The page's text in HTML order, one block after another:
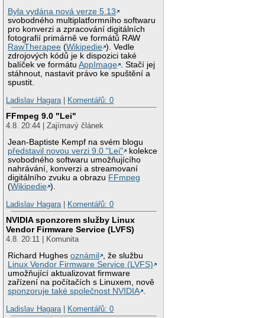
Byla vydána nová verze 5.13
svobodného multiplatformního softwaru
pro konverzi a zpracování digitálních
fotografií primárně ve formátů RAW
RawTherapee (Wikipedie ). Vedle
zdrojových kódů je k dispozici také
balíček ve formátuAppImage . Stačí jej
stáhnout, nastavit právo ke spuštění a
spustit.
Ladislav Hagara| Komentářů: 0
FFmpeg 9.0 "Lei"
4.8. 20:44 | Zajímavý článek
Jean-Baptiste Kempf na svém blogu
představil novou verzi 9.0 "Lei"
kolekce
svobodného softwaru umožňujícího
nahrávání, konverzi a streamovaní
digitálního zvuku a obrazu FFmpeg
(Wikipedie ).
Ladislav Hagara| Komentářů: 0
NVIDIA sponzorem služby Linux
Vendor Firmware Service (LVFS)
4.8. 20:11 | Komunita
Richard Hughesoznámil
, že službu
Linux Vendor Firmware Service (LVFS)
umožňující aktualizovat firmware
zařízení na počítačích s Linuxem, nově
sponzoruje také společnost NVIDIA .
Ladislav Hagara| Komentářů: 0